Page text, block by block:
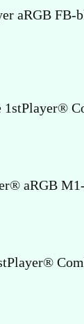
aRGB
1stPlayer®
aRGB